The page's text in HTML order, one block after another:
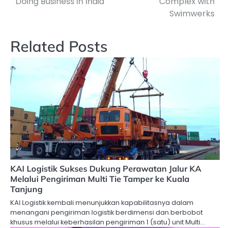
Swimwerks
Related Posts
KAI Logistik Sukses Dukung Perawatan Jalur KA
Melalui Pengiriman Multi Tie Tamper ke Kuala
Tanjung
KAI Logistik kembali menunjukkan kapabilitasnya dalam
menangani pengiriman logistik berdimensi dan berbobot
khusus melalui keberhasilan pengiriman 1 (satu) unit Multi…